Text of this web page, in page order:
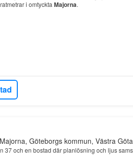
i omtyckta Majorna.
Göteborgs kommun, Västra
37 och en bostad där planlösning och ljus